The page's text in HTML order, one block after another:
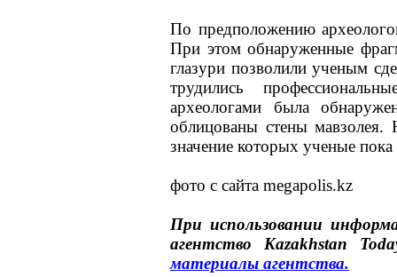
По предположению
При этом обнаруженные
глазури позволили ученым
трудились
археологами была
облицованы стены мавзолея.
значение которых ученые пока
фото с сайта megapolis.kz
При использовании
агентство Kazakhstan
материалы агентства.